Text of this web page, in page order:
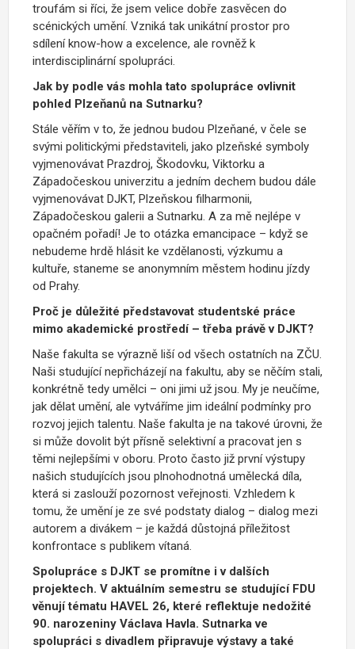
troufám si říci, že jsem velice dobře zasvěcen do
scénických umění. Vzniká tak unikátní prostor pro
sdílení know-how a excelence, ale rovněž k
interdisciplinární spolupráci.
Jak by podle vás mohla tato spolupráce ovlivnit
pohled Plzeňanů na Sutnarku?
Stále věřím v to, že jednou budou Plzeňané, v čele se
svými politickými představiteli, jako plzeňské symboly
vyjmenovávat Prazdroj, Škodovku, Viktorku a
Západočeskou univerzitu a jedním dechem budou dále
vyjmenovávat DJKT, Plzeňskou filharmonii,
Západočeskou galerii a Sutnarku. A za mě nejlépe v
opačném pořadí! Je to otázka emancipace – když se
nebudeme hrdě hlásit ke vzdělanosti, výzkumu a
kultuře, staneme se anonymním městem hodinu jízdy
od Prahy.
Proč je důležité představovat studentské práce
mimo akademické prostředí – třeba právě v DJKT?
Naše fakulta se výrazně liší od všech ostatních na ZČU.
Naši studující nepřicházejí na fakultu, aby se něčím stali,
konkrétně tedy umělci – oni jimi už jsou. My je neučíme,
jak dělat umění, ale vytváříme jim ideální podmínky pro
rozvoj jejich talentu. Naše fakulta je na takové úrovni, že
si může dovolit být přísně selektivní a pracovat jen s
těmi nejlepšími v oboru. Proto často již první výstupy
našich studujících jsou plnohodnotná umělecká díla,
která si zaslouží pozornost veřejnosti. Vzhledem k
tomu, že umění je ze své podstaty dialog – dialog mezi
autorem a divákem – je každá důstojná příležitost
konfrontace s publikem vítaná.
Spolupráce s DJKT se promítne i v dalších
projektech. V aktuálním semestru se studující FDU
věnují tématu HAVEL 26, které reflektuje nedožité
90. narozeniny Václava Havla. Sutnarka ve
spolupráci s divadlem připravuje výstavy a také